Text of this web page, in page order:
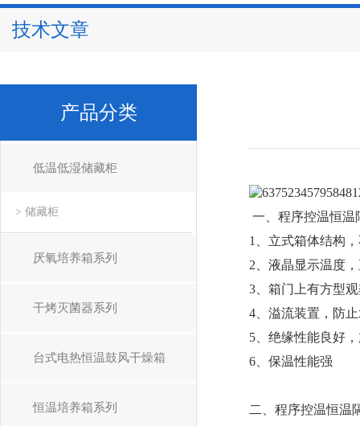
技术文章
一、程序控温恒温
1、立式箱体结构
2、液晶显示温度
3、箱门上有方型
4、溢流装置，防
5、绝缘性能良好
6、保温性能强
二、程序控温恒温
产品分类
低温低湿储藏柜
> 储藏柜
厌氧培养箱系列
干烤灭菌器系列
台式电热恒温鼓风干燥箱
恒温培养箱系列